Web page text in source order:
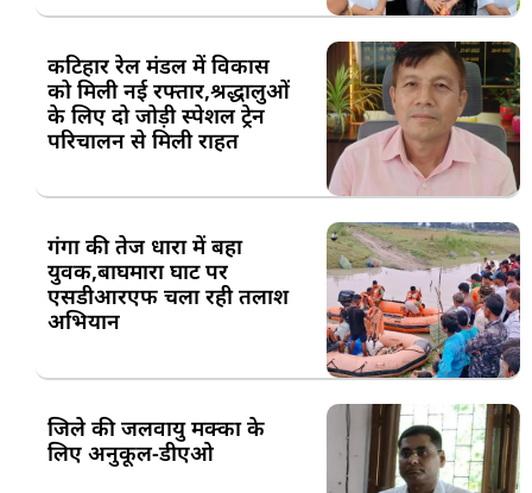
कटिहार रेल मंडल में विकास
को मिली नई रफ्तार,श्रद्धालुओं
के लिए दो जोड़ी स्पेशल ट्रेन
परिचालन से मिली राहत
गंगा की तेज धारा में बहा
युवक,बाघमारा घाट पर
एसडीआरएफ चला रही तलाश
अभियान
जिले की जलवायु मक्का के
लिए अनुकूल-डीएओ